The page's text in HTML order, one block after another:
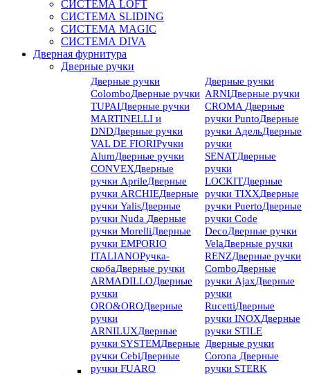
СИСТЕМА LOFT
СИСТЕМА SLIDING
СИСТЕМА MAGIC
СИСТЕМА DIVA
Дверная фурнитура
Дверные ручки
Дверные ручки
ColomboДверные ручки
TUPAIДверные ручки
MARTINELLI и
DNDДверные ручки
VAL DE FIORIРучки
AlumДверные ручки
CONVEXДверные
ручки AprileДверные
ручки ARCHIEДверные
ручки YalisДверные
ручки Nuda Дверные
ручки MorelliДверные
ручки EMPORIO
ITALIANOРучка-
скобаДверные ручки
ARMADILLOДверные
ручки
ORO&OROДверные
ручки
ARNILUXДверные
ручки SYSTEMДверные
ручки CebiДверные
ручки FUARO
Дверные ручки
ARNIДверные ручки
CROMA Дверные
ручки PuntoДверные
ручки АдельДверные
ручки
SENATДверные
ручки
LOCKITДверные
ручки TIXXДверные
ручки PuertoДверные
ручки Code
DecoДверные ручки
VelaДверные ручки
RENZДверные ручки
ComboДверные
ручки AjaxДверные
ручки
RucettiДверные
ручки INOXДверные
ручки STILE
Дверные ручки
Corona Дверные
ручки STERK